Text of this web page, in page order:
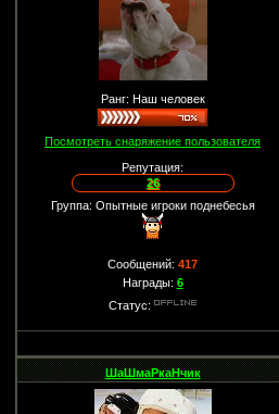
Ранг: Наш человек
Посмотреть снаряжение пользователя
Репутация:
26
Группа: Опытные игроки поднебесья
Сообщений:417
Награды: 6
Статус:
ШаШмаРкаНчик